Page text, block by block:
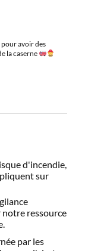
pour avoir des
la caserne
d'incendie,
sur
ressource
par les